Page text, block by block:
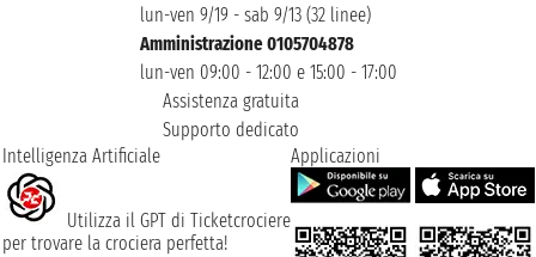
lun-ven 9/19 - sab 9/13 (32 linee)
Amministrazione 0105704878
lun-ven 09:00 - 12:00 e 15:00 - 17:00
Assistenza gratuita
Supporto dedicato
Intelligenza Artificiale
Utilizza il GPT di Ticketcrociere
per trovare la crociera perfetta!
Applicazioni